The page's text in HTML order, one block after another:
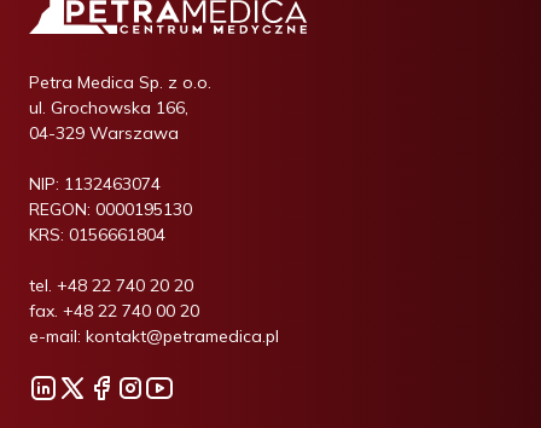
Petra Medica Sp. z o.o.
ul. Grochowska 166,
04-329 Warszawa
NIP: 1132463074
REGON: 0000195130
KRS: 0156661804
tel. +48 22 740 20 20
fax. +48 22 740 00 20
e-mail: kontakt@petramedica.pl